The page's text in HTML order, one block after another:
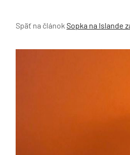
Späť na článok Sopka na Islande